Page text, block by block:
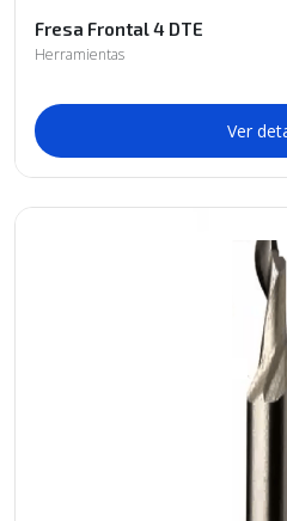
Fresa Frontal 4 DTE
Herramientas
Ver